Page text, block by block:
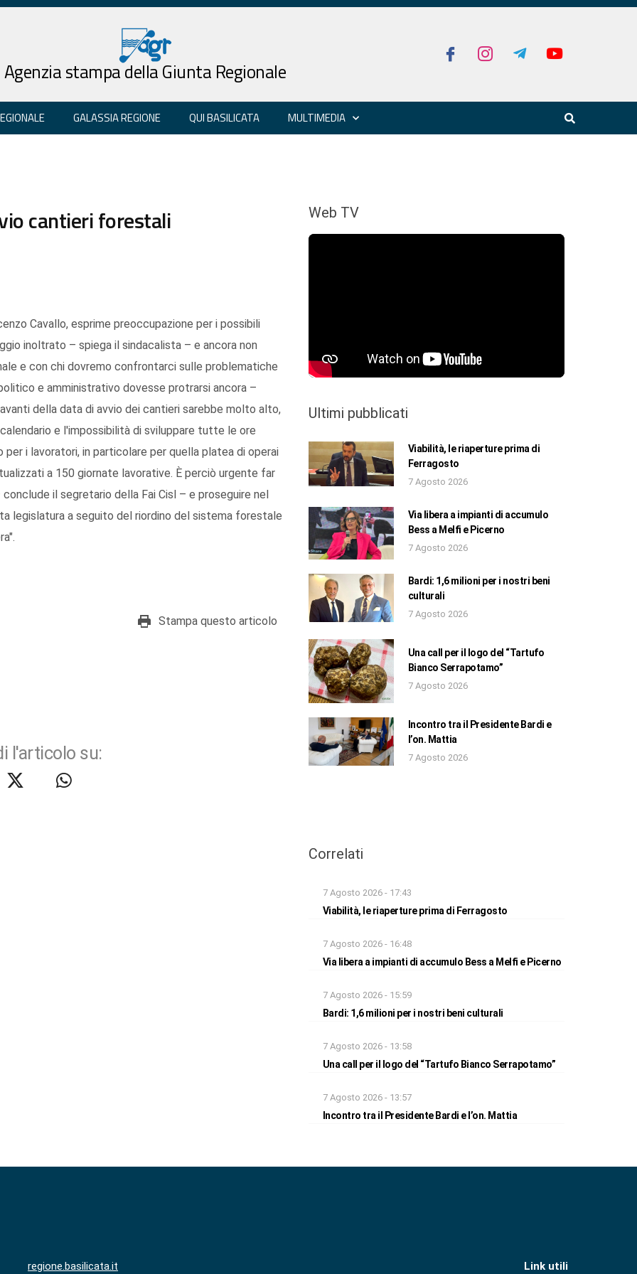
Agenzia stampa della Giunta Regionale
GALASSIA REGIONE QUI BASILICATA MULTIMEDIA
cantieri forestali
Cavallo, esprime preoccupazione per i possibili
inoltrato – spiega il sindacalista – e ancora non
e con chi dovremo confrontarci sulle problematiche
e amministrativo dovesse protrarsi ancora –
della data di avvio dei cantieri sarebbe molto alto,
e l'impossibilità di sviluppare tutte le ore
i lavoratori, in particolare per quella platea di operai
a 150 giornate lavorative. È perciò urgente far
il segretario della Fai Cisl – e proseguire nel
legislatura a seguito del riordino del sistema forestale
Stampa questo articolo
l'articolo su:
Web TV
Ultimi pubblicati
Viabilità, le riaperture prima di
Ferragosto
7 Agosto 2026
Via libera a impianti di accumulo
Bess a Melfi e Picerno
7 Agosto 2026
Bardi: 1,6 milioni per i nostri beni
culturali
7 Agosto 2026
Una call per il logo del “Tartufo
Bianco Serrapotamo”
7 Agosto 2026
Incontro tra il Presidente Bardi e
l’on. Mattia
7 Agosto 2026
Correlati
7 Agosto 2026 - 17:43
Viabilità, le riaperture prima di Ferragosto
7 Agosto 2026 - 16:48
Via libera a impianti di accumulo Bess a Melfi e Picerno
7 Agosto 2026 - 15:59
Bardi: 1,6 milioni per i nostri beni culturali
7 Agosto 2026 - 13:58
Una call per il logo del “Tartufo Bianco Serrapotamo”
7 Agosto 2026 - 13:57
Incontro tra il Presidente Bardi e l’on. Mattia
regione.basilicata.it Link utili